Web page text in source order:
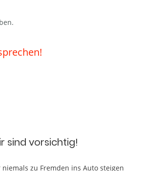
sind vorsichtig!
zu Fremden ins Auto steigen